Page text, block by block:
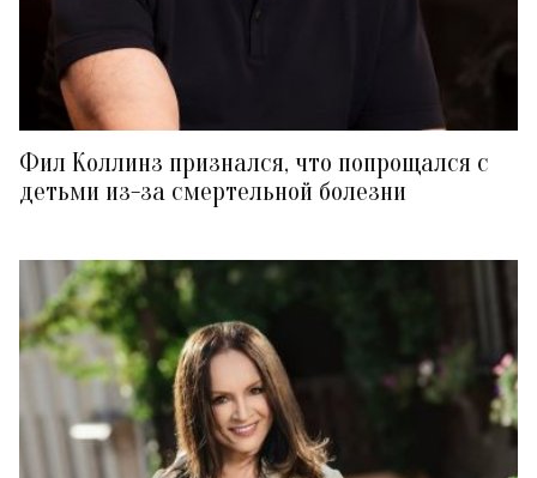
Фил Коллинз признался, что попрощался с
детьми из-за смертельной болезни